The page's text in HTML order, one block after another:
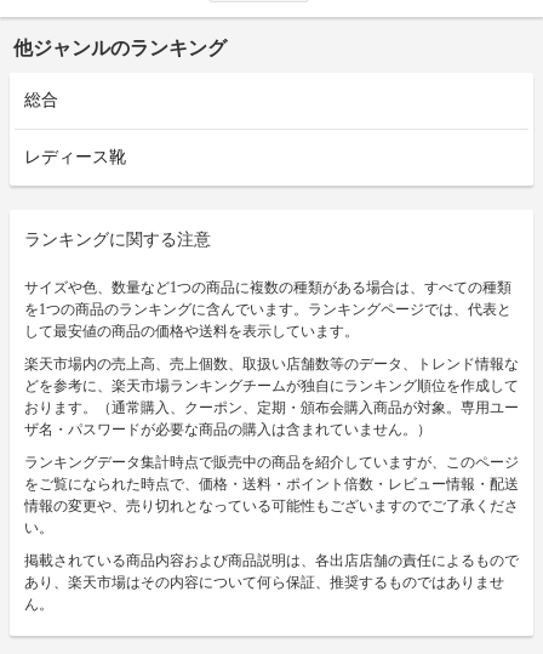
他ジャンルのランキング
総合
レディース靴
ランキングに関する注意
サイズや色、数量など1つの商品に複数の種類がある場合は、すべての種類
を1つの商品のランキングに含んでいます。ランキングページでは、代表と
して最安値の商品の価格や送料を表示しています。
楽天市場内の売上高、売上個数、取扱い店舗数等のデータ、トレンド情報な
どを参考に、楽天市場ランキングチームが独自にランキング順位を作成して
おります。（通常購入、クーポン、定期・頒布会購入商品が対象。専用ユー
ザ名・パスワードが必要な商品の購入は含まれていません。）
ランキングデータ集計時点で販売中の商品を紹介していますが、このページ
をご覧になられた時点で、価格・送料・ポイント倍数・レビュー情報・配送
情報の変更や、売り切れとなっている可能性もございますのでご了承くださ
い。
掲載されている商品内容および商品説明は、各出店店舗の責任によるもので
あり、楽天市場はその内容について何ら保証、推奨するものではありませ
ん。